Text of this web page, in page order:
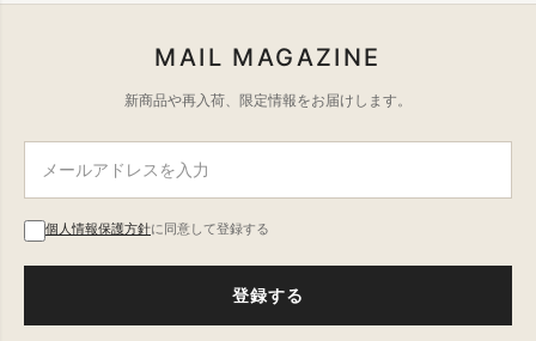
MAIL MAGAZINE
新商品や再入荷、限定情報をお届けします。
個人情報保護方針に同意して登録する
登録する